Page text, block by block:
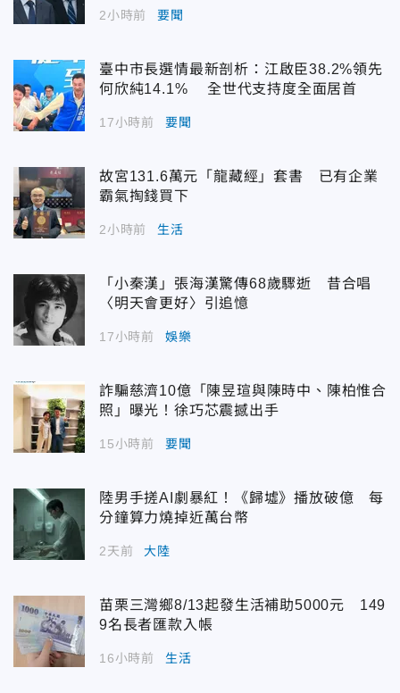
2小時前 要聞
臺中市長選情最新剖析：江啟臣38.2%領先
何欣純14.1% 全世代支持度全面居首
17小時前 要聞
故宮131.6萬元「龍藏經」套書 已有企業
霸氣掏錢買下
2小時前 生活
「小秦漢」張海漢驚傳68歲驟逝 昔合唱
〈明天會更好〉引追憶
17小時前 娛樂
詐騙慈濟10億「陳昱瑄與陳時中、陳柏惟合
照」曝光！徐巧芯震撼出手
15小時前 要聞
陸男手搓AI劇暴紅！《歸墟》播放破億 每
分鐘算力燒掉近萬台幣
2天前 大陸
苗栗三灣鄉8/13起發生活補助5000元 149
9名長者匯款入帳
16小時前 生活